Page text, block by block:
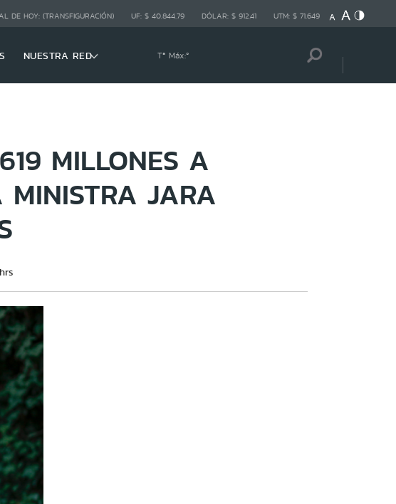
DE HOY: (TRANSFIGURACIÓN) UF: $ 40.844,79 DÓLAR: $ 912,41 UTM: $ 71.649
NUESTRA RED Tª Máx:º
MILLONES A
MINISTRA JARA